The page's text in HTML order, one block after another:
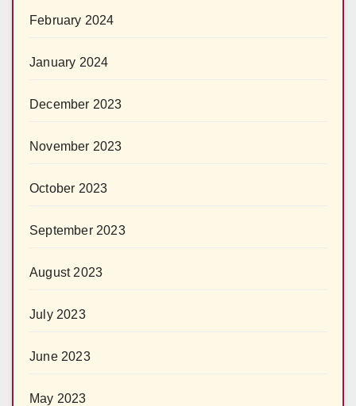
February 2024
January 2024
December 2023
November 2023
October 2023
September 2023
August 2023
July 2023
June 2023
May 2023